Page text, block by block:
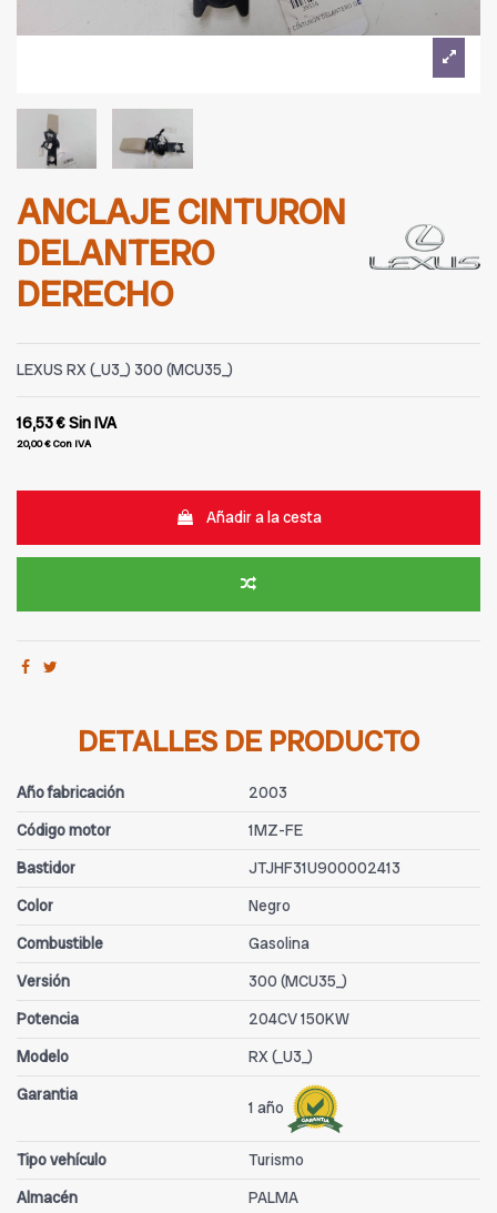
ANCLAJE CINTURON
DELANTERO
DERECHO
LEXUS RX (_U3_) 300 (MCU35_)
16,53 €Sin IVA
20,00 €Con IVA
Añadir a la cesta
DETALLES DE PRODUCTO
Año fabricación
2003
Código motor
1MZ-FE
Bastidor
JTJHF31U900002413
Color
Negro
Combustible
Gasolina
Versión
300 (MCU35_)
Potencia
204CV 150KW
Modelo
RX (_U3_)
Garantia
1 año
Tipo vehículo
Turismo
Almacén
PALMA